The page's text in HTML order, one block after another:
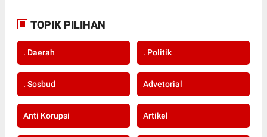
TOPIK PILIHAN
. Daerah . Politik
. Sosbud Advetorial
Anti Korupsi Artikel